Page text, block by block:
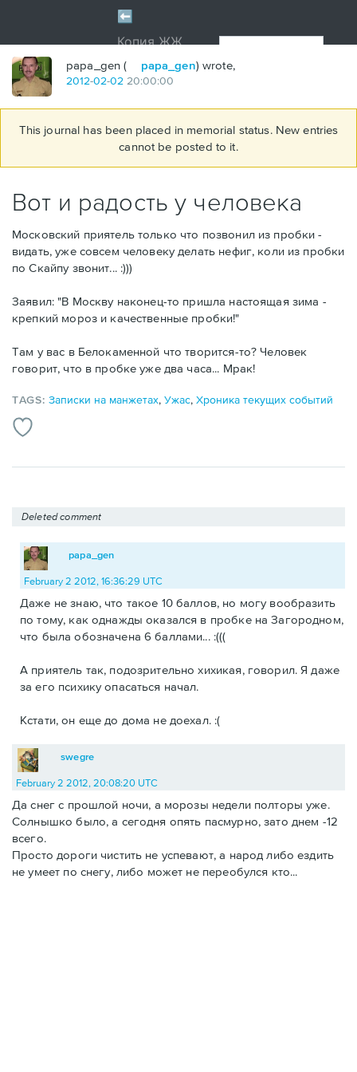
papa_gen ( papa_gen) wrote,
2012-02-02 20:00:00
This journal has been placed in memorial status. New entries
cannot be posted to it.
Вот и радость у человека
Московский приятель только что позвонил из пробки -
видать, уже совсем человеку делать нефиг, коли из пробки
по Скайпу звонит... :)))
Заявил: "В Москву наконец-то пришла настоящая зима -
крепкий мороз и качественные пробки!"
Там у вас в Белокаменной что творится-то? Человек
говорит, что в пробке уже два часа... Мрак!
TAGS:Записки на манжетах,Ужас,Хроника текущих событий
Deleted comment
papa_gen
February 2 2012, 16:36:29 UTC
Даже не знаю, что такое 10 баллов, но могу вообразить
по тому, как однажды оказался в пробке на Загородном,
что была обозначена 6 баллами... :(((
А приятель так, подозрительно хихикая, говорил. Я даже
за его психику опасаться начал.
Кстати, он еще до дома не доехал. :(
swegre
February 2 2012, 20:08:20 UTC
Да снег с прошлой ночи, а морозы недели полторы уже.
Солнышко было, а сегодня опять пасмурно, зато днем -12
всего.
Просто дороги чистить не успевают, а народ либо ездить
не умеет по снегу, либо может не переобулся кто...